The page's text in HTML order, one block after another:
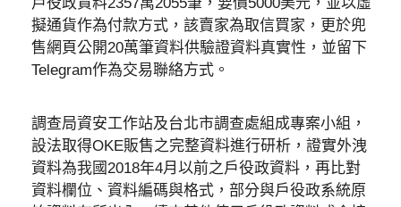
擬通貨作為付款方式，該賣家為取信買家，更於兜
售網頁公開20萬筆資料供驗證資料真實性，並留下
Telegram作為交易聯絡方式。
調查局資安工作站及台北市調查處組成專案小組，
設法取得OKE販售之完整資料進行研析，證實外洩
資料為我國2018年4月以前之戶役政資料，再比對
資料欄位、資料編碼與格式，部分與戶役政系統原